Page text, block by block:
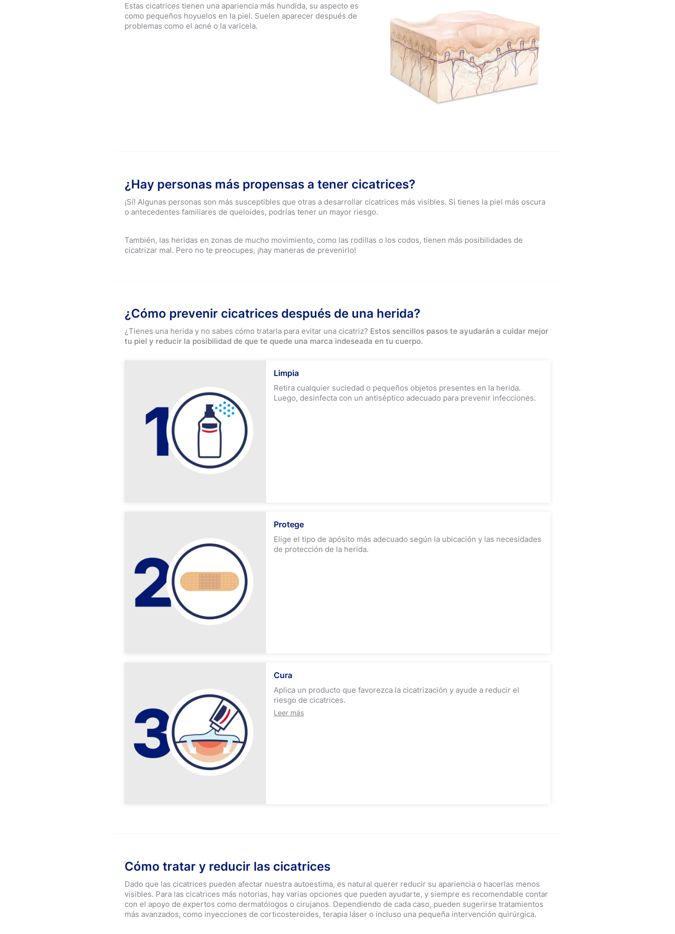
Estas cicatrices tienen una apariencia más hundida, su aspecto es
como pequeños hoyuelos en la piel. Suelen aparecer después de
problemas como el acné o la varicela.
¿Hay personas más propensas a tener cicatrices?
¡Sí! Algunas personas son más susceptibles que otras a desarrollar cicatrices más visibles. Si tienes la piel más oscura
o antecedentes familiares de queloides, podrías tener un mayor riesgo.
También, las heridas en zonas de mucho movimiento, como las rodillas o los codos, tienen más posibilidades de
cicatrizar mal. Pero no te preocupes, ¡hay maneras de prevenirlo!
¿Cómo prevenir cicatrices después de una herida?
¿Tienes una herida y no sabes cómo tratarla para evitar una cicatriz? Estos sencillos pasos te ayudarán a cuidar mejor
tu piel y reducir la posibilidad de que te quede una marca indeseada en tu cuerpo.
Limpia
Retira cualquier suciedad o pequeños objetos presentes en la herida.
Luego, desinfecta con un antiséptico adecuado para prevenir infecciones.
Protege
Elige el tipo de apósito más adecuado según la ubicación y las necesidades
de protección de la herida.
Cura
Aplica un producto que favorezca la cicatrización y ayude a reducir el
riesgo de cicatrices.
Leer más
Cómo tratar y reducir las cicatrices
Dado que las cicatrices pueden afectar nuestra autoestima, es natural querer reducir su apariencia o hacerlas menos
visibles. Para las cicatrices más notorias, hay varias opciones que pueden ayudarte, y siempre es recomendable contar
con el apoyo de expertos como dermatólogos o cirujanos. Dependiendo de cada caso, pueden sugerirse tratamientos
más avanzados, como inyecciones de corticosteroides, terapia láser o incluso una pequeña intervención quirúrgica.